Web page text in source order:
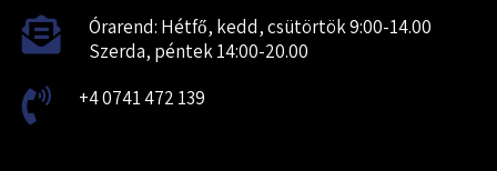
Órarend: Hétfő, kedd, csütörtök 9:00-14.00
Szerda, péntek 14:00-20.00
+4 0741 472 139